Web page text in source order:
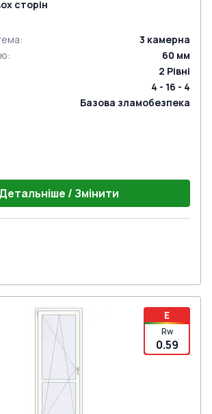
сторін
: 3 камерна
: 60 мм
2 Рівні
4 - 16 - 4
Базова зламобезпека
Детальніше / Змінити
E
Rw
0.59